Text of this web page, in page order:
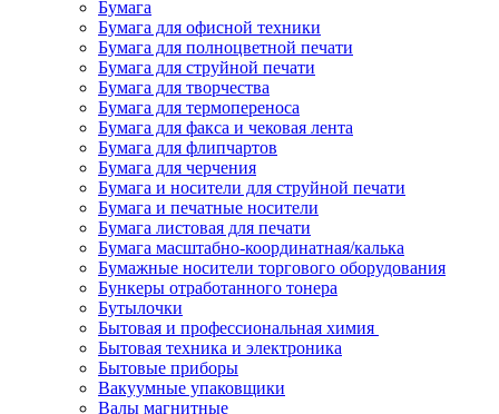
Бумага
Бумага для офисной техники
Бумага для полноцветной печати
Бумага для струйной печати
Бумага для творчества
Бумага для термопереноса
Бумага для факса и чековая лента
Бумага для флипчартов
Бумага для черчения
Бумага и носители для струйной печати
Бумага и печатные носители
Бумага листовая для печати
Бумага масштабно-координатная/калька
Бумажные носители торгового оборудования
Бункеры отработанного тонера
Бутылочки
Бытовая и профессиональная химия
Бытовая техника и электроника
Бытовые приборы
Вакуумные упаковщики
Валы магнитные